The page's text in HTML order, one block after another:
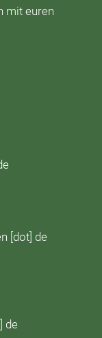
mit euren
[dot] de
de